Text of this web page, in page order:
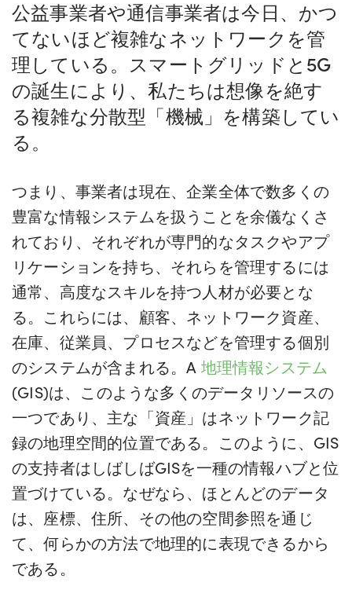
公益事業者や通信事業者は今日、かつ
てないほど複雑なネットワークを管
理している。スマートグリッドと5G
の誕生により、私たちは想像を絶す
る複雑な分散型「機械」を構築してい
る。
つまり、事業者は現在、企業全体で数多くの
豊富な情報システムを扱うことを余儀なくさ
れており、それぞれが専門的なタスクやアプ
リケーションを持ち、それらを管理するには
通常、高度なスキルを持つ人材が必要とな
る。これらには、顧客、ネットワーク資産、
在庫、従業員、プロセスなどを管理する個別
のシステムが含まれる。A 地理情報システム
(GIS)は、このような多くのデータリソースの
一つであり、主な「資産」はネットワーク記
録の地理空間的位置である。このように、GIS
の支持者はしばしばGISを一種の情報ハブと位
置づけている。なぜなら、ほとんどのデータ
は、座標、住所、その他の空間参照を通じ
て、何らかの方法で地理的に表現できるから
である。